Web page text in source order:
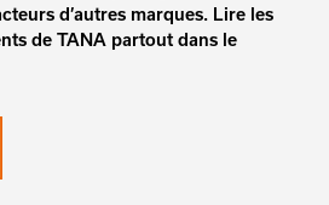
d’autres marques. Lire les
de TANA partout dans le